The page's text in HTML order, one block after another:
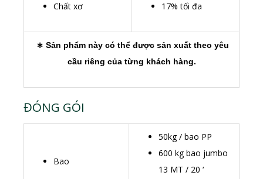
Chất xơ 17% tối đa
∗ Sản phẩm này có thể được sản xuất theo yêu
cầu riêng của từng khách hàng.
ĐÓNG GÓI
Bao
50kg / bao PP
600 kg bao jumbo
13 MT / 20 ‘